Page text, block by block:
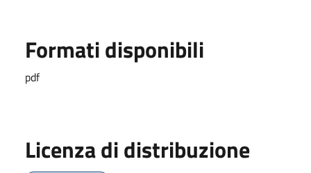
Formati disponibili
pdf
Licenza di distribuzione